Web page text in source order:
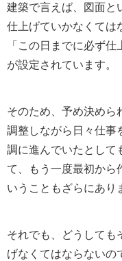
建築で言えば、図面と
仕上げていかなくては
「この日までに必ず
が設定されています。
そのため、予め決めら
調整しながら日々仕事
調に進んでいたとして
て、もう一度最初から
いうこともざらにあり
それでも、どうしても
げなくてはならないの